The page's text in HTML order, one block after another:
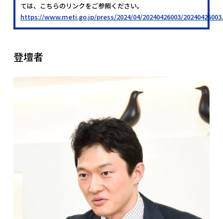
ては、こちらのリンクをご参照ください。
https://www.meti.go.jp/press/2024/04/20240426003/
登壇者